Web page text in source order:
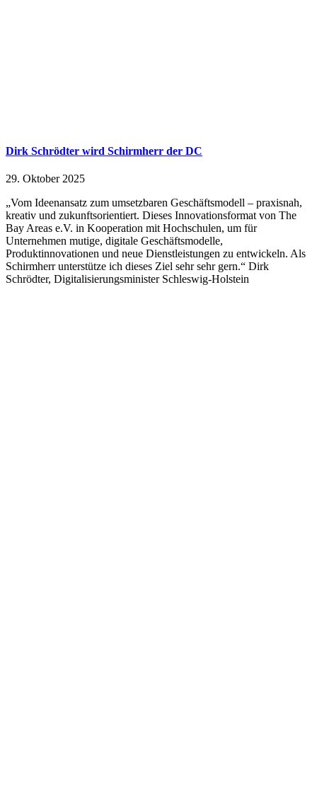
Dirk Schrödter wird Schirmherr der DC
29. Oktober 2025
„Vom Ideenansatz zum umsetzbaren Geschäftsmodell – praxisnah,
kreativ und zukunftsorientiert. Dieses Innovationsformat von The
Bay Areas e.V. in Kooperation mit Hochschulen, um für
Unternehmen mutige, digitale Geschäftsmodelle,
Produktinnovationen und neue Dienstleistungen zu entwickeln. Als
Schirmherr unterstütze ich dieses Ziel sehr sehr gern.“ Dirk
Schrödter, Digitalisierungsminister Schleswig-Holstein